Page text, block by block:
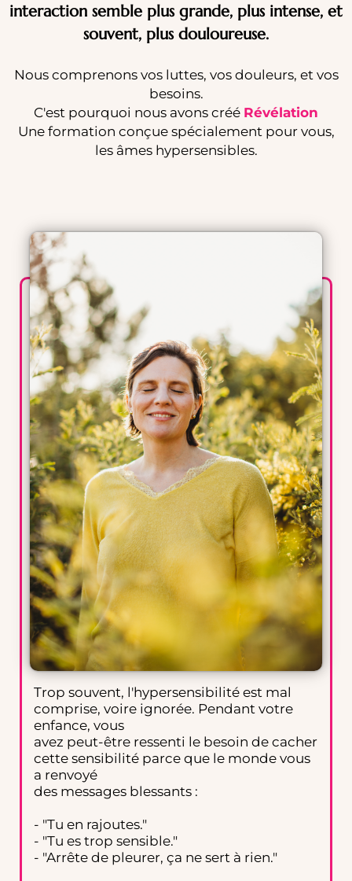
interaction semble plus grande, plus intense, et
souvent, plus douloureuse.
Nous comprenons vos luttes, vos douleurs, et vos
besoins.
C'est pourquoi nous avons créé Révélation
Une formation conçue spécialement pour vous,
les âmes hypersensibles.
Trop souvent, l'hypersensibilité est mal
comprise, voire ignorée. Pendant votre
enfance, vous
avez peut-être ressenti le besoin de cacher
cette sensibilité parce que le monde vous
a renvoyé
des messages blessants :
- "Tu en rajoutes."
- "Tu es trop sensible."
- "Arrête de pleurer, ça ne sert à rien."